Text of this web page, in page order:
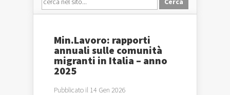
Min.Lavoro: rapporti
annuali sulle comunità
migranti in Italia – anno
2025
Pubblicato il 14 Gen 2026